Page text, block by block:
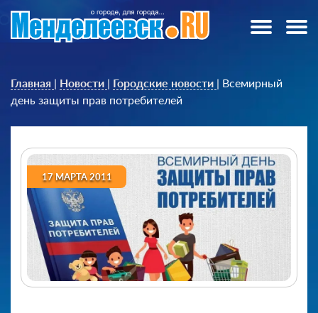
Главная | Новости | Городские новости | Всемирный
день защиты прав потребителей
17 МАРТА 2011